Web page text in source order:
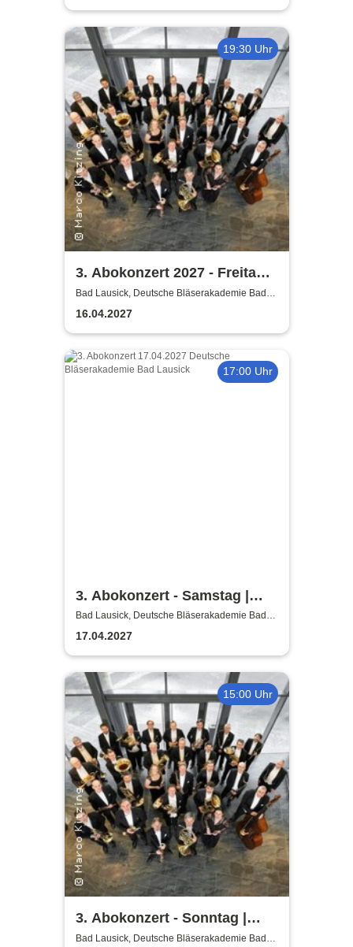
19:30 Uhr
3. Abokonzert 2027 - Freitag |
Sächsische
Bläserphilharmonie
Bad Lausick, Deutsche Bläserakademie Bad
Lausick
16.04.2027
17:00 Uhr
3. Abokonzert - Samstag |
Sächsische
Bläserphilharmonie
Bad Lausick, Deutsche Bläserakademie Bad
Lausick
17.04.2027
15:00 Uhr
3. Abokonzert - Sonntag |
Sächsische
Bad Lausick, Deutsche Bläserakademie Bad